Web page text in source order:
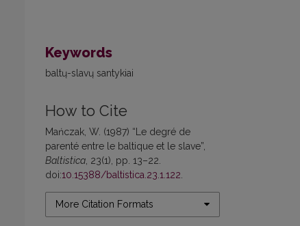
Keywords
baltų-slavų santykiai
How to Cite
Mańczak, W. (1987) “Le degré de
parenté entre le baltique et le slave”,
Baltistica , 23(1), pp. 13–22.
doi:10.15388/baltistica.23.1.122
More Citation Formats